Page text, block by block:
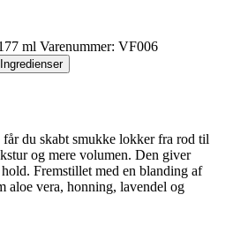
ml Varenummer: VF006
Ingredienser
får du skabt smukke lokker fra rod til
og mere volumen. Den giver
Fremstillet med en blanding af
aloe vera, honning, lavendel og